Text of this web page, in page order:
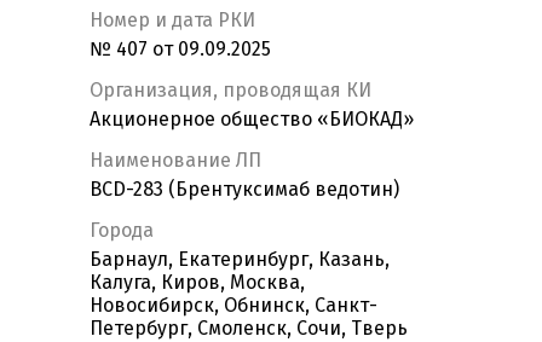
Номер и дата РКИ
№ 407 от 09.09.2025
Организация, проводящая КИ
Акционерное общество «БИОКАД»
Наименование ЛП
BCD-283 (Брентуксимаб ведотин)
Города
Барнаул, Екатеринбург, Казань,
Калуга, Киров, Москва,
Новосибирск, Обнинск, Санкт-
Петербург, Смоленск, Сочи, Тверь